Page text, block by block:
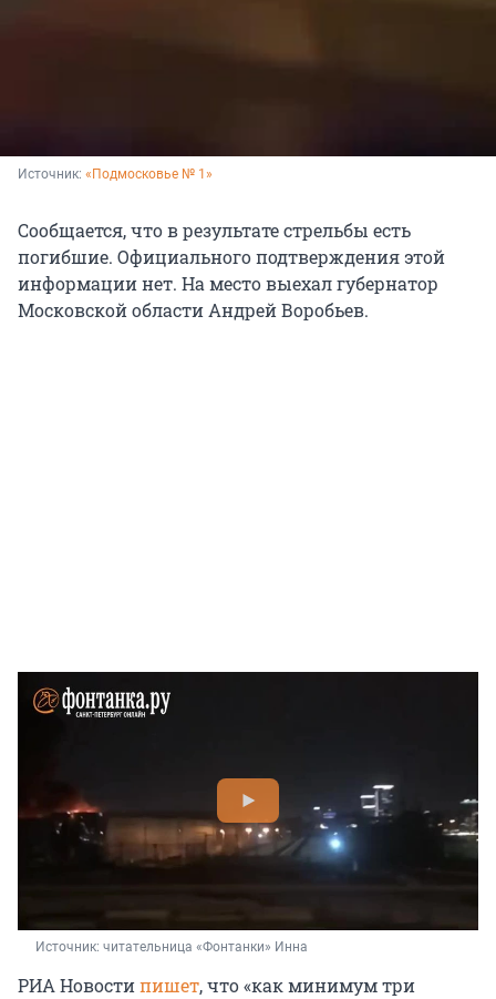
Источник: «Подмосковье № 1»
Сообщается, что в результате стрельбы есть
погибшие. Официального подтверждения этой
информации нет. На место выехал губернатор
Московской области Андрей Воробьев.
Источник: читательница «Фонтанки» Инна
РИА Новостипишет, что «как минимум три